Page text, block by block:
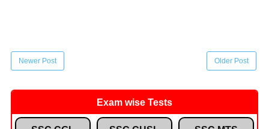
Newer Post Older Post
Exam wise Tests